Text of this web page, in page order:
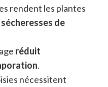
rendent les plantes
de
réduit
.
nécessitent